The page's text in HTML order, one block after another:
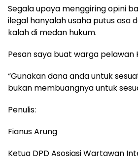
Segala upaya menggiring opini
ilegal hanyalah usaha putus asa
kalah di medan hukum.
Pesan saya buat warga pelawan
“Gunakan dana anda untuk
bukan membuangnya untuk
Penulis:
Fianus Arung
Ketua DPD Asosiasi Wartawan